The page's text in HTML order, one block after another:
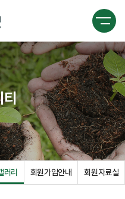
티
러리 회원가입안내 회원자료실